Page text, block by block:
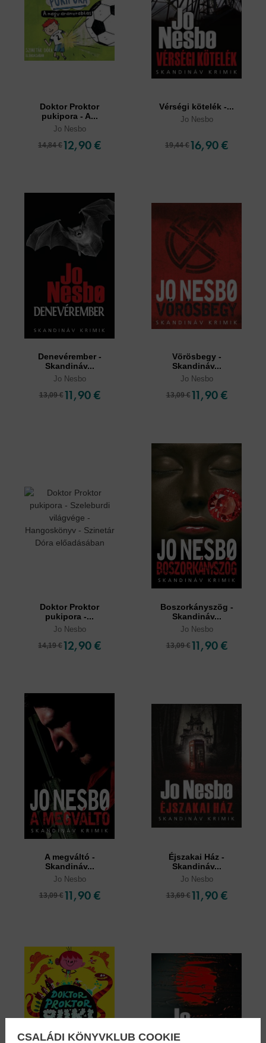
Doktor Proktor
pukipora - A...
Jo Nesbo
14,84 €12,90 €
Vérségi kötelék -...
Jo Nesbo
19,44 €16,90 €
Denevérember -
Skandináv...
Jo Nesbo
13,09 € 11,90 €
Vörösbegy -
Skandináv...
Jo Nesbo
13,09 € 11,90 €
Doktor Proktor
pukipora -...
Jo Nesbo
14,19 €12,90 €
Boszorkányszög -
Skandináv...
Jo Nesbo
13,09 € 11,90 €
A megváltó -
Skandináv...
Jo Nesbo
13,09 € 11,90 €
Éjszakai Ház -
Skandináv...
Jo Nesbo
13,69 € 11,90 €
CSALÁDI KÖNYVKLUB COOKIE